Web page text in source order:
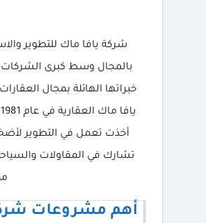
بالمجال وسط كبرى
خبراتها الهائلة بمجال
تشارك في المقاولات
أهم مشروعات